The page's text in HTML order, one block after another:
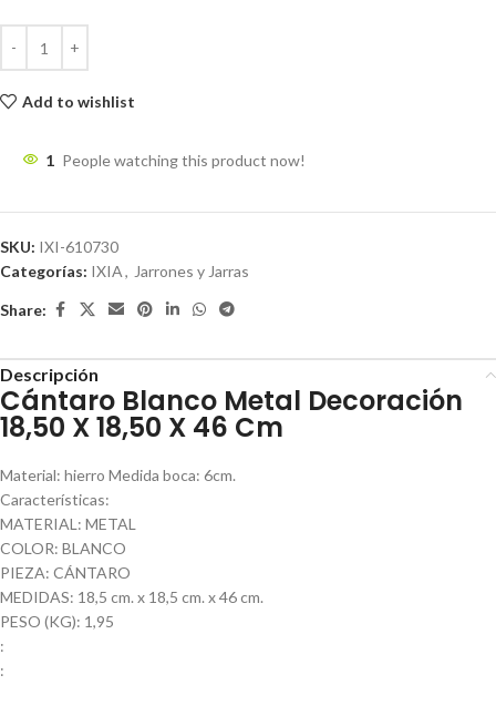
Add to wishlist
1 People watching this product now!
SKU: IXI-610730
Categorías: IXIA, Jarrones y Jarras
Share:
Descripción
Cántaro Blanco Metal Decoración
18,50 X 18,50 X 46 Cm
Material: hierro Medida boca: 6cm.
Características:
MATERIAL: METAL
COLOR: BLANCO
PIEZA: CÁNTARO
MEDIDAS: 18,5 cm. x 18,5 cm. x 46 cm.
PESO (KG): 1,95
:
: